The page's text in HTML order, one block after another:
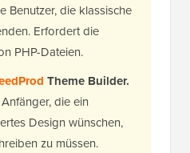
Benutzer, die klassische
Erfordert die
PHP-Dateien.
Theme Builder.
die ein
Design wünschen,
zu müssen.